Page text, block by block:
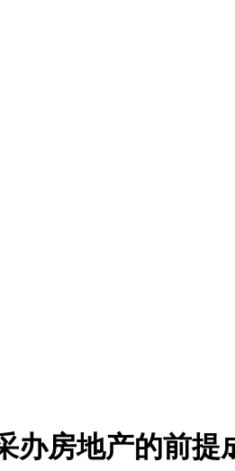
办房地产的前提